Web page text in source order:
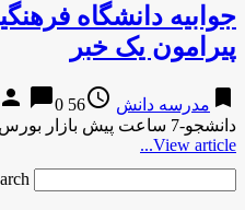
جوابیه دانشگاه
پیرامون یک خبر
bookmark مدرسه دانش access_time
56 years ago
person chat_bubble0
دانشجو-7 ساعت پیش بازار بورس خبرگذاری اصفحان
View article...
…